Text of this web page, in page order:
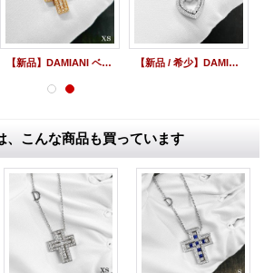
【新品】DAMIANI ベルエポック XS K18 ピンクゴールドネックレス ダイヤペンダント 20083492 【新品 / 希少】DAMIANI ダミアーニ ベルエポック ハート ダイヤモンドネックレス ホワイトゴールド 20089210
、こんな商品も買っています